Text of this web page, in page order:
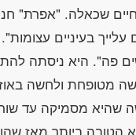
שכאלה. "אפרת"
בעיניים
פה". היא ניסתה
מטופחת ולחשה
שהיא מסמיקה עד